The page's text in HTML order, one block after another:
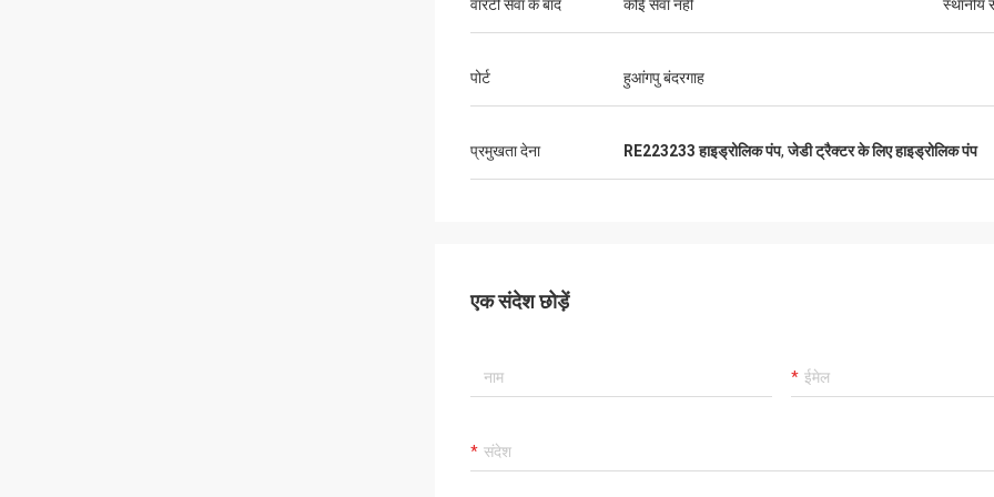
वारंटी सेवा के बाद कोई सेवा नहीं स्थानीय
पोर्ट हुआंगपु बंदरगाह
प्रमुखता देना RE223233 हाइड्रोलिक पंप,जेडी ट्रैक्टर के लिए हाइड्रोलिक पंप
एक संदेश छोड़ें